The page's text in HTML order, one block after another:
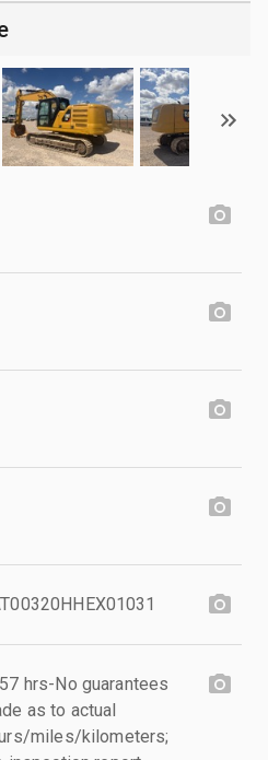
hrs-No guarantees
as to actual
miles/kilometers;